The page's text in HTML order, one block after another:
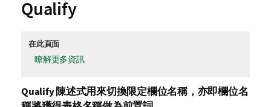
Qualify
在此頁面
瞭解更多資訊
Qualify陳述式用來切換限定欄位名稱，亦即欄位名